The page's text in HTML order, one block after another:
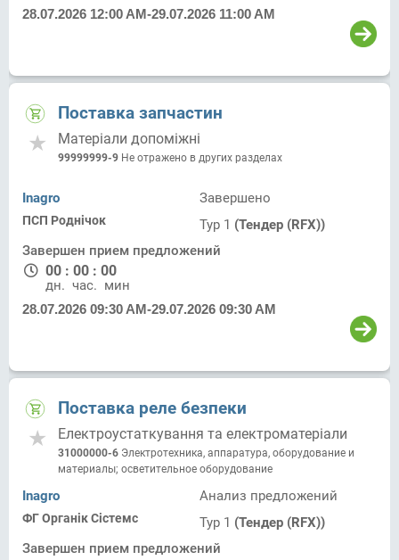
28.07.2026 12:00 AM-29.07.2026 11:00 AM
Поставка запчастин
Матеріали допоміжні
99999999-9 Не отражено в других разделах
Inagro
ПСП Роднічок
Завершено
Тур 1 (Тендер (RFX))
Завершен прием предложений
00 : 00 : 00
дн. час. мин.
28.07.2026 09:30 AM-29.07.2026 09:30 AM
Поставка реле безпеки
Електроустаткування та електроматеріали
31000000-6 Электротехника, аппаратура, оборудование и
материалы; осветительное оборудование
Inagro
ФГ Органік Сістемс
Анализ предложений
Тур 1 (Тендер (RFX))
Завершен прием предложений